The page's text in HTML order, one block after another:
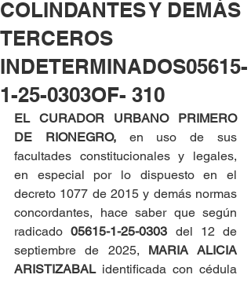
COLINDANTES Y DEMÁS
TERCEROS
INDETERMINADOS05615-
1-25-0303OF- 310
EL CURADOR URBANO PRIMERO
DE RIONEGRO, en uso de sus
facultades constitucionales y legales,
en especial por lo dispuesto en el
decreto 1077 de 2015 y demás normas
concordantes, hace saber que según
radicado 05615-1-25-0303 del 12 de
septiembre de 2025, MARIA ALICIA
ARISTIZABAL identificada con cédula